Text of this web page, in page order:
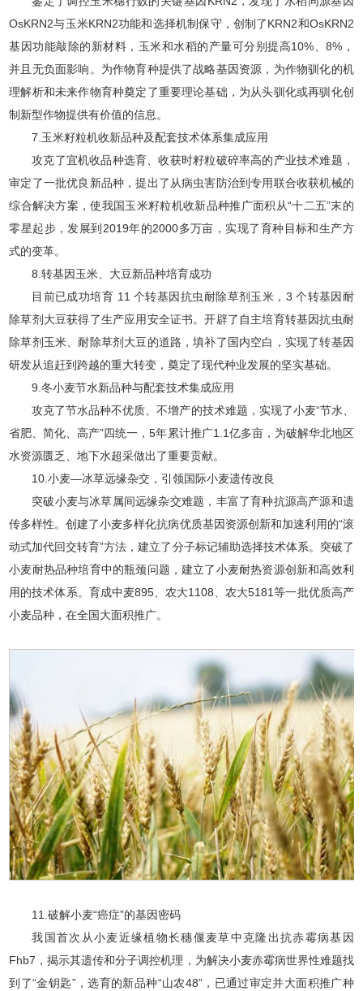
OsKRN2与玉米KRN2功能和选择机制保守，创制了KRN2和OsKRN2
基因功能敲除的新材料，玉米和水稻的产量可分别提高10%、8%，
并且无负面影响。为作物育种提供了战略基因资源，为作物驯化的机
理解析和未来作物育种奠定了重要理论基础，为从头驯化或再驯化创
制新型作物提供有价值的信息。
7.玉米籽粒机收新品种及配套技术体系集成应用
攻克了宜机收品种选育、收获时籽粒破碎率高的产业技术难题，
审定了一批优良新品种，提出了从病虫害防治到专用联合收获机械的
综合解决方案，使我国玉米籽粒机收新品种推广面积从“十二五”末的
零星起步，发展到2019年的2000多万亩，实现了育种目标和生产方
式的变革。
8.转基因玉米、大豆新品种培育成功
目前已成功培育 11 个转基因抗虫耐除草剂玉米，3 个转基因耐
除草剂大豆获得了生产应用安全证书。开辟了自主培育转基因抗虫耐
除草剂玉米、耐除草剂大豆的道路，填补了国内空白，实现了转基因
研发从追赶到跨越的重大转变，奠定了现代种业发展的坚实基础。
9.冬小麦节水新品种与配套技术集成应用
攻克了节水品种不优质、不增产的技术难题，实现了小麦“节水、
省肥、简化、高产”四统一，5年累计推广1.1亿多亩，为破解华北地区
水资源匮乏、地下水超采做出了重要贡献。
10.小麦—冰草远缘杂交，引领国际小麦遗传改良
突破小麦与冰草属间远缘杂交难题，丰富了育种抗源高产源和遗
传多样性。创建了小麦多样化抗病优质基因资源创新和加速利用的“滚
动式加代回交转育”方法，建立了分子标记辅助选择技术体系。突破了
小麦耐热品种培育中的瓶颈问题，建立了小麦耐热资源创新和高效利
用的技术体系。育成中麦895、农大1108、农大5181等一批优质高产
小麦品种，在全国大面积推广。
11.破解小麦“癌症”的基因密码
我国首次从小麦近缘植物长穗偃麦草中克隆出抗赤霉病基因
Fhb7，揭示其遗传和分子调控机理，为解决小麦赤霉病世界性难题找
到了“金钥匙”，选育的新品种“山农48”，已通过审定并大面积推广种